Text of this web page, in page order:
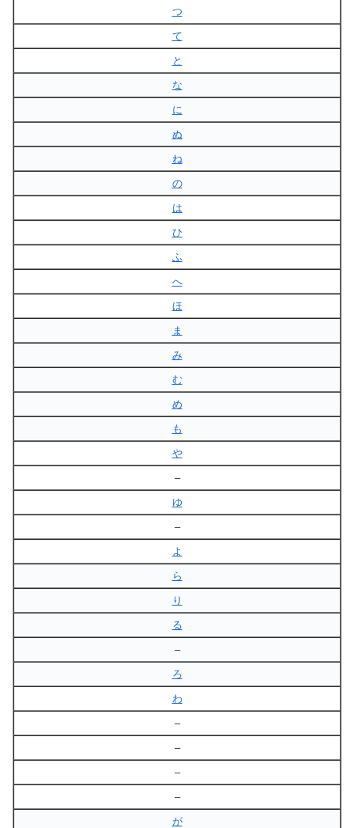
つ
て
と
な
に
ぬ
ね
の
は
ひ
ふ
へ
ほ
ま
み
む
め
も
や
–
ゆ
–
よ
ら
り
る
–
ろ
わ
–
–
–
–
が